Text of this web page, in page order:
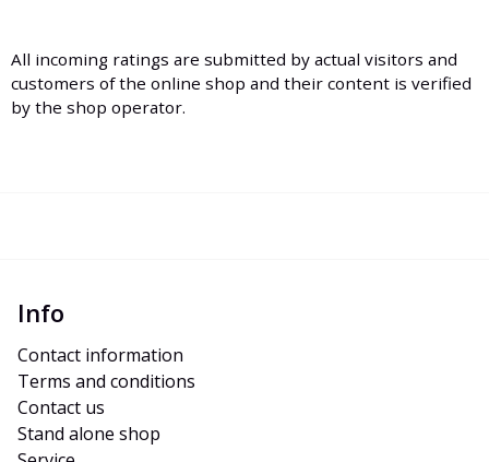
All incoming ratings are submitted by actual visitors and
customers of the online shop and their content is verified
by the shop operator.
Info
Contact information
Terms and conditions
Contact us
Stand alone shop